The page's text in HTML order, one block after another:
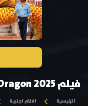
فيلم Dragon 2025 مترجم
الرئيسية افلام اجنبية